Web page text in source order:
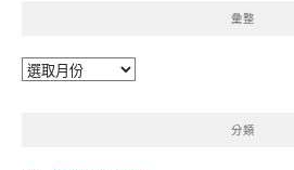
彙整
彙
分類